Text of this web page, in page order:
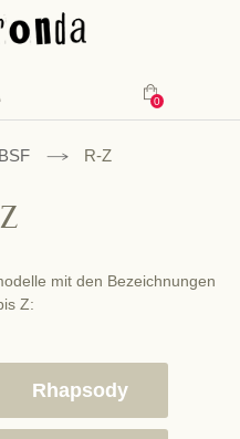
Mein
BSF R-Z
mit den Bezeichnungen
Z:
Rhapsody